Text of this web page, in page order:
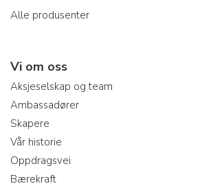
Alle produsenter
Vi om oss
Aksjeselskap og team
Ambassadører
Skapere
Vår historie
Oppdragsvei
Bærekraft